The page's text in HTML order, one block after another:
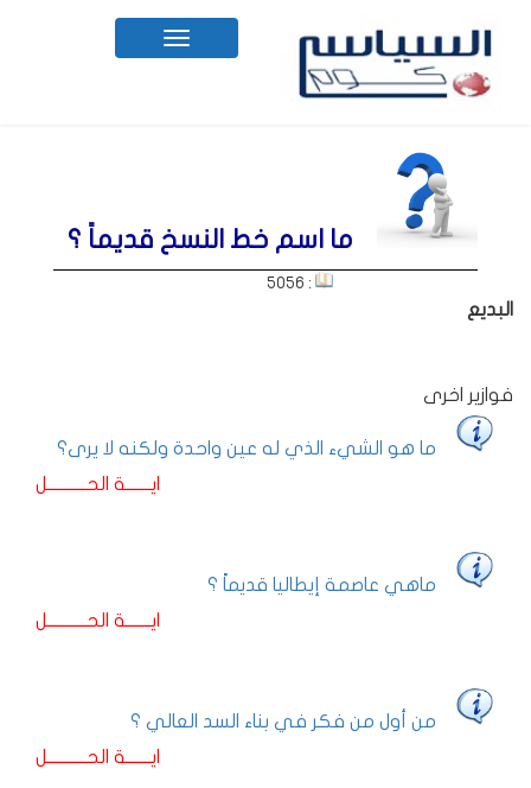
Toggle
navigation
ما اسم خط النسخ قديماً ؟
: 5056
البديع
فوازير اخرى
ما هو الشيء الذي له عين واحدة ولكنه لا يرى؟
ايـــــــة الحـــــــــــل
ماهي عاصمة إيطاليا قديماً ؟
ايـــــــة الحـــــــــــل
من أول من فكر في بناء السد العالي ؟
ايـــــــة الحـــــــــــل